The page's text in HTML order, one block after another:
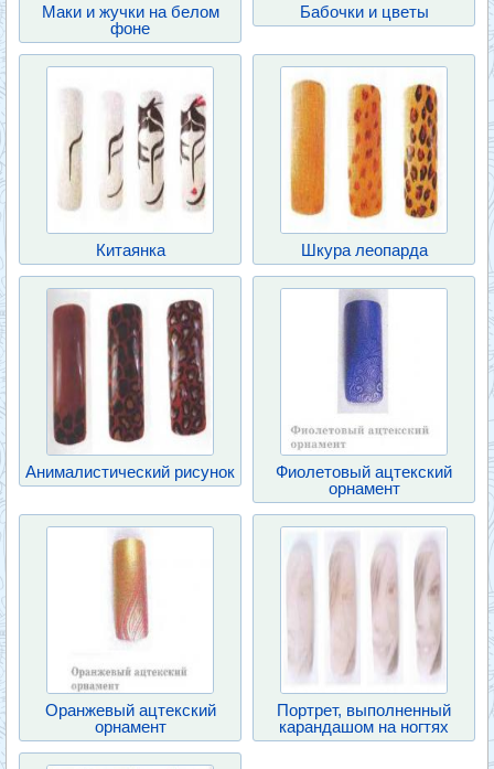
Маки и жучки на белом
фоне
Бабочки и цветы
Китаянка Шкура леопарда
Анималистический рисунок
Фиолетовый ацтекский
орнамент
Оранжевый ацтекский
орнамент
Портрет, выполненный
карандашом на ногтях